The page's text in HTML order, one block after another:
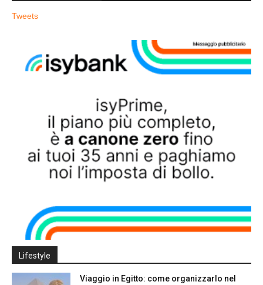
Tweets
Lifestyle
Viaggio in Egitto: come organizzarlo nel